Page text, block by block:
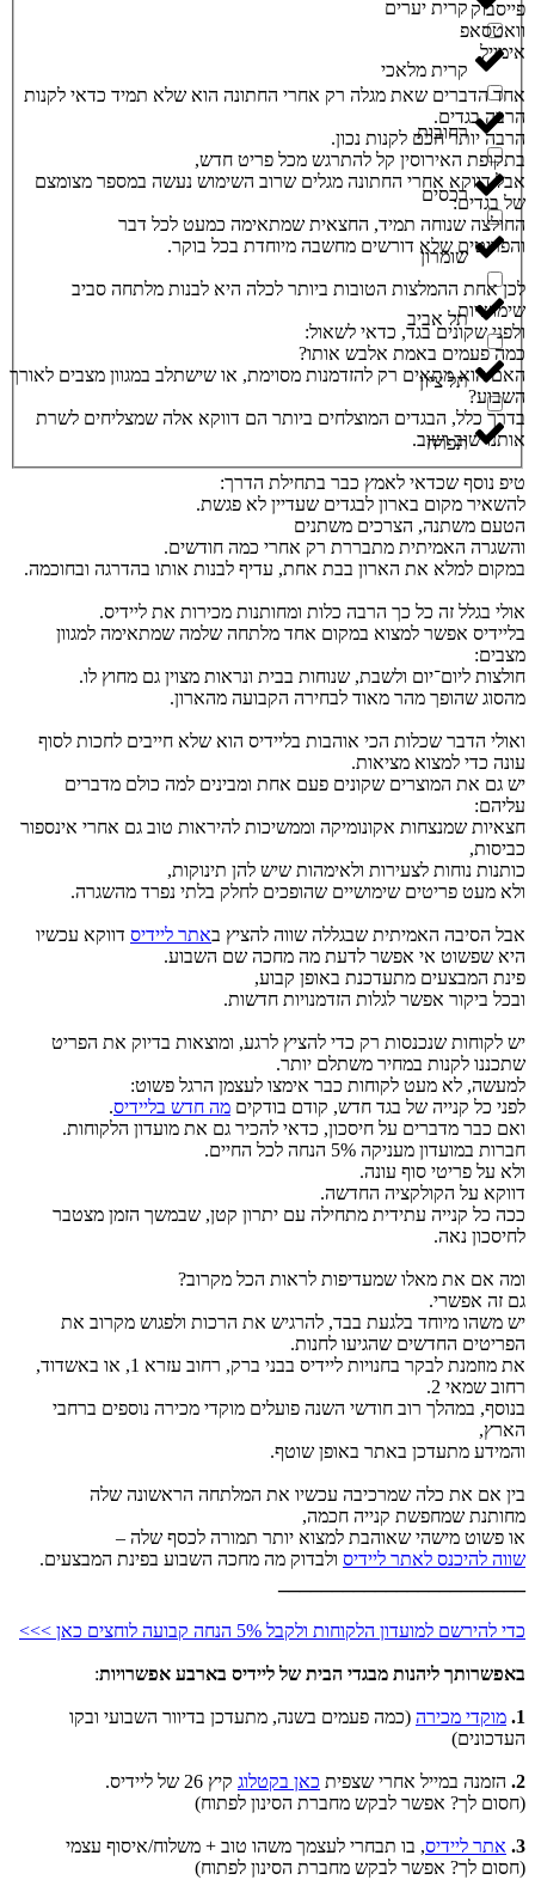
קרית יערים
קרית מלאכי
רחובות
רכסים
שומרון
תל אביב
תל ציון
תפרח
פייסבוק
וואטסאפ
אימייל
אחד הדברים שאת מגלה רק אחרי החתונה הוא שלא תמיד כדאי לקנות
הרבה בגדים.
הרבה יותר חכם לקנות נכון.
בתקופת האירוסין קל להתרגש מכל פריט חדש,
אבל דווקא אחרי החתונה מגלים שרוב השימוש נעשה במספר מצומצם
של בגדים:
החולצה שנוחה תמיד, החצאית שמתאימה כמעט לכל דבר
והפריטים שלא דורשים מחשבה מיוחדת בכל בוקר.
לכן אחת ההמלצות הטובות ביותר לכלה היא לבנות מלתחה סביב
שימושיות.
ולפני שקונים בגד, כדאי לשאול:
כמה פעמים באמת אלבש אותו?
האם הוא מתאים רק להזדמנות מסוימת, או שישתלב במגוון מצבים לאורך
השבוע?
בדרך כלל, הבגדים המוצלחים ביותר הם דווקא אלה שמצליחים לשרת
אותנו שוב ושוב.
טיפ נוסף שכדאי לאמץ כבר בתחילת הדרך:
להשאיר מקום בארון לבגדים שעדיין לא פגשת.
הטעם משתנה, הצרכים משתנים
והשגרה האמיתית מתבררת רק אחרי כמה חודשים.
במקום למלא את הארון בבת אחת, עדיף לבנות אותו בהדרגה ובחוכמה.
אולי בגלל זה כל כך הרבה כלות ומחותנות מכירות את ליידיס.
בליידיס אפשר למצוא במקום אחד מלתחה שלמה שמתאימה למגוון
מצבים:
חולצות ליום־יום ולשבת, שנוחות בבית ונראות מצוין גם מחוץ לו.
מהסוג שהופך מהר מאוד לבחירה הקבועה מהארון.
ואולי הדבר שכלות הכי אוהבות בליידיס הוא שלא חייבים לחכות לסוף
עונה כדי למצוא מציאות.
יש גם את המוצרים שקונים פעם אחת ומבינים למה כולם מדברים
עליהם:
חצאיות שמנצחות אקונומיקה וממשיכות להיראות טוב גם אחרי אינספור
כביסות,
כותנות נוחות לצעירות ולאימהות שיש להן תינוקות,
ולא מעט פריטים שימושיים שהופכים לחלק בלתי נפרד מהשגרה.
אבל הסיבה האמיתית שבגללה שווה להציץ באתר ליידיסדווקא עכשיו
היא שפשוט אי אפשר לדעת מה מחכה שם השבוע.
פינת המבצעים מתעדכנת באופן קבוע,
ובכל ביקור אפשר לגלות הזדמנויות חדשות.
יש לקוחות שנכנסות רק כדי להציץ לרגע, ומוצאות בדיוק את הפריט
שתכננו לקנות במחיר משתלם יותר.
למעשה, לא מעט לקוחות כבר אימצו לעצמן הרגל פשוט:
לפני כל קנייה של בגד חדש, קודם בודקים מה חדש בליידיס.
ואם כבר מדברים על חיסכון, כדאי להכיר גם את מועדון הלקוחות.
חברות במועדון מעניקה 5% הנחה לכל החיים.
ולא על פריטי סוף עונה.
דווקא על הקולקציה החדשה.
ככה כל קנייה עתידית מתחילה עם יתרון קטן, שבמשך הזמן מצטבר
לחיסכון נאה.
ומה אם את מאלו שמעדיפות לראות הכל מקרוב?
גם זה אפשרי.
יש משהו מיוחד בלגעת בבד, להרגיש את הרכות ולפגוש מקרוב את
הפריטים החדשים שהגיעו לחנות.
את מוזמנת לבקר בחנויות ליידיס בבני ברק, רחוב עזרא 1, או באשדוד,
רחוב שמאי 2.
בנוסף, במהלך רוב חודשי השנה פועלים מוקדי מכירה נוספים ברחבי
הארץ,
והמידע מתעדכן באתר באופן שוטף.
בין אם את כלה שמרכיבה עכשיו את המלתחה הראשונה שלה
מחותנת שמחפשת קנייה חכמה,
או פשוט מישהי שאוהבת למצוא יותר תמורה לכסף שלה –
שווה להיכנס לאתר ליידיסולבדוק מה מחכה השבוע בפינת המבצעים.
כדי להירשם למועדון הלקוחות ולקבל 5% הנחה קבועה לוחצים כאן >>>
באפשרותך ליהנות מבגדי הבית של ליידיס בארבע אפשרויות:
1. מוקדי מכירה(כמה פעמים בשנה, מתעדכן בדיוור השבועי ובקו
העדכונים)
2. הזמנה במייל אחרי שצפית כאן בקטלוגקיץ 26 של ליידיס.
(חסום לך? אפשר לבקש מחברת הסינון לפתוח)
3. אתר ליידיס, בו תבחרי לעצמך משהו טוב + משלוח/איסוף עצמי
(חסום לך? אפשר לבקש מחברת הסינון לפתוח)